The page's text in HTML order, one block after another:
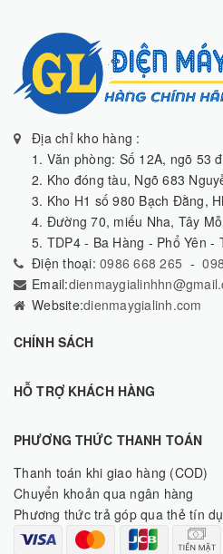
Địa chỉ kho hàng :
1. Văn phòng: Số 12A, ngõ 53
2. Kho đóng tàu, Ngõ 683
3. Kho H1 số 980 Bạch Đằng,
4. Đường 70, miếu Nha, Tây
5. TDP4 - Ba Hàng - Phổ Yên -
Điện thoại: 0986 668 265 -
Email:
Website:dienmaygialinh.com
CHÍNH SÁCH
HỖ TRỢ KHÁCH HÀNG
PHƯƠNG THỨC THANH TOÁN
Thanh toán khi giao hàng (COD)
Chuyển khoản qua ngân hàng
Phương thức trả góp qua thẻ tín